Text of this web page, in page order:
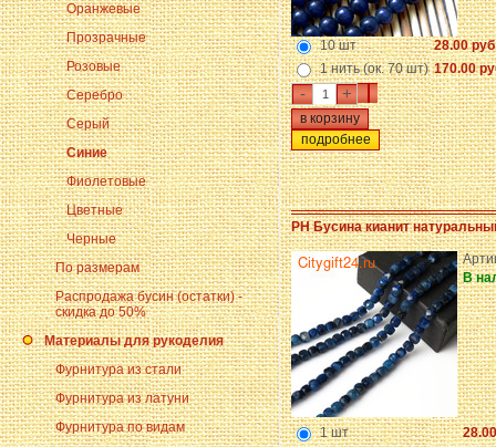
Оранжевые
Прозрачные
Розовые
Серебро
Серый
Синие
Фиолетовые
Цветные
Черные
По размерам
Распродажа бусин (остатки) -
скидка до 50%
Материалы для рукоделия
Фурнитура из стали
Фурнитура из латуни
Фурнитура по видам
10 шт
28.00
1 нить (ок. 70 шт) 170.00
- +
подробнее
PH Бусина кианит
В
1 шт